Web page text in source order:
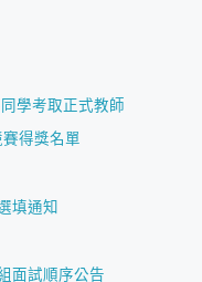
學考取正式教師
得獎名單
填通知
面試順序公告